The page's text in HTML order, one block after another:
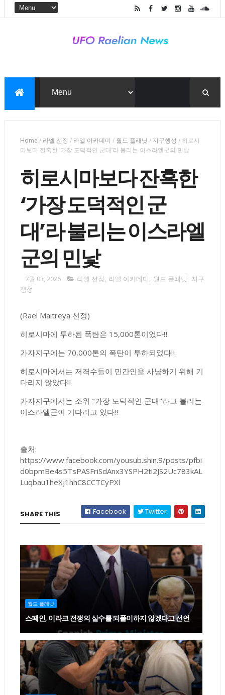
Home / 라엘 선정 / 라엘 아카데미 / 월드 플래닛 / 지구행성 / 히로시
마보다 잔혹한 ‘가장 도덕적인 군대’라 불리는 이스라엘군의 민낯
히로시마보다 잔혹한
‘가장 도덕적인 군
대’라 불리는 이스라엘
군의 민낯
7월 03, 2026 라엘 선정, 라엘 아카데미, 월드 플래닛, 지구
행성
(Rael Maitreya 선정)
히로시마에 투하된 폭탄은 15,000톤이었다‼️
가자지구에는 70,000톤의 폭탄이 투하되었다‼️
히로시마에서는 저격수들이 민간인을 사냥하기 위해 기
다리지 않았다‼️
가자지구에서는 소위 "가장 도덕적인 군대"라고 불리는
이스라엘군이 기다리고 있다‼️
출처:
https://www.facebook.com/yousub.shin.9/posts/pfbi
d0bpmBe4s5TsPASFriSdAnx3YSPH2ti2JS2Uc783kAL
Luqbau1heXj1hhC8CCTCyPXl
SHARE THIS Facebook Twitter
월드 플래닛
스페인, 이라크 전쟁의 실수를 되풀이하지 않겠다고 선언